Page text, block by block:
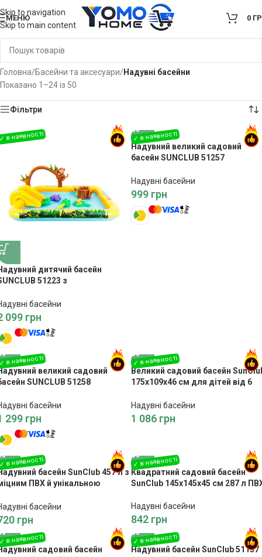
Skip to navigation
Skip to main content
МЕНЮ 0
Головна/Басейни та аксесуари/Надувні басейни
Показано 1–24 із 50
Фільтри
дитячий басейн
51223 з
басейни
099 грн
Надувний великий садовий
басейн SUNCLUB 51257
Надувні басейни
999 грн
великий садовий
SUNCLUB 51258
басейни
299 грн
Великий садовий басейн
175x109x46 см для дітей від 6
Надувні басейни
1 086 грн
басейн SunClub 457 л з
ПВХ й унікальною
басейни
грн
Квадратний садовий басейн
SunClub 145x145x45 см 287 л
Надувні басейни
842 грн
садовий басейн
Надувний басейн SunClub 51137